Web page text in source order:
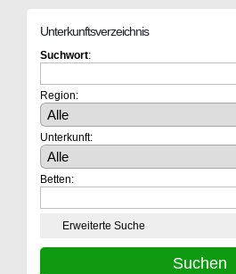
Unterkunftsverzeichnis
Suchwort:
Region:
Unterkunft:
Betten:
Erweiterte Suche